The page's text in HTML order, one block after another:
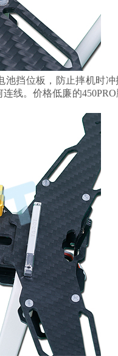
池挡位板，防止摔机时冲
线。价格低廉的